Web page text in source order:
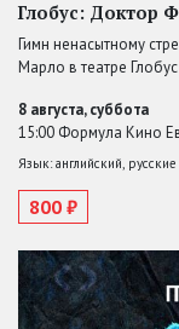
Глобус: Доктор
Гимн ненасытному
Марло в театре
8 августа, суббота
15:00 Формула Кино
Язык: английский,
800 ₽